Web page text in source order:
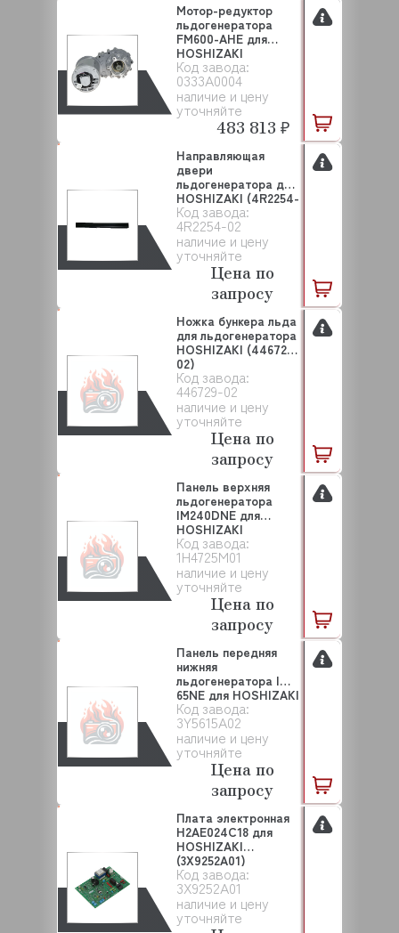
Код завода:
0333A0004
наличие и цену
уточняйте
Мотор-редуктор
льдогенератора
FM600-AHE для
HOSHIZAKI
(0333A0004)
483 813 ₽
Код завода:
4R2254-02
наличие и цену
уточняйте
Направляющая
двери
льдогенератора для
HOSHIZAKI (4R2254-
02)
Цена по
запросу
Код завода:
446729-02
наличие и цену
уточняйте
Ножка бункера льда
для льдогенератора
HOSHIZAKI (446729-
02)
Цена по
запросу
Код завода:
1H4725M01
наличие и цену
уточняйте
Панель верхняя
льдогенератора
IM240DNE для
HOSHIZAKI
(1H4725M01)
Цена по
запросу
Код завода:
3Y5615А02
наличие и цену
уточняйте
Панель передняя
нижняя
льдогенератора IM-
65NE для HOSHIZAKI
(3Y56...
Цена по
запросу
Код завода:
3X9252A01
наличие и цену
уточняйте
Плата электронная
H2AE024C18 для
HOSHIZAKI
(3X9252A01)